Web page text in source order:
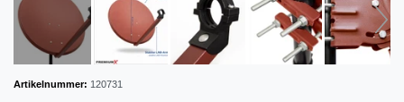
Artikelnummer: 120731